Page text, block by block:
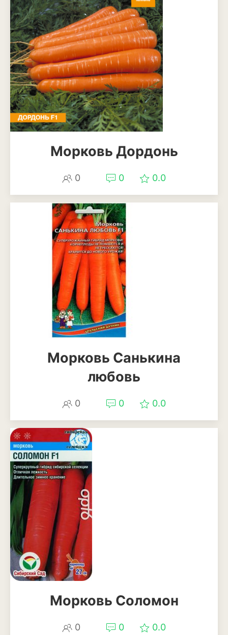
Лаванда
Мелисса
Мята
Петрушка
Розмарин
Рукола или индау
Шалфей или сальвия
Щавель
Травы и злаки
Пеннисетум или
перистощетинник
Голубика
Дыня
Ирга
Морковь Дордонь
0 0 0.0
Морковь Санькина
любовь
0 0 0.0
Морковь Соломон
0 0 0.0